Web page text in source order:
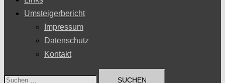
Umsteigerbericht
Impressum
Datenschutz
Kontakt
Suchen